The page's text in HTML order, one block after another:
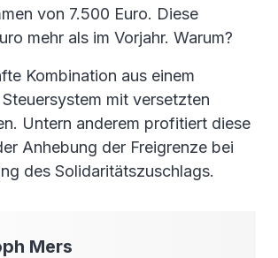
von 7.500 Euro. Diese
mehr als im Vorjahr. Warum?
Kombination aus einem
mit versetzten
Untern anderem profitiert diese
Anhebung der Freigrenze bei
des Solidaritätszuschlags.
Mers